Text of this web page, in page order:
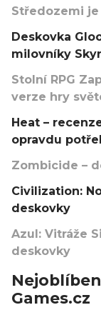
Středozemi
Deskovka
milovníky
Stolní RPG
verze hry
Heat –
opravdu
Zombicide –
Civilization:
deskovky
Azul: Vitráže
deskovky
Games.cz